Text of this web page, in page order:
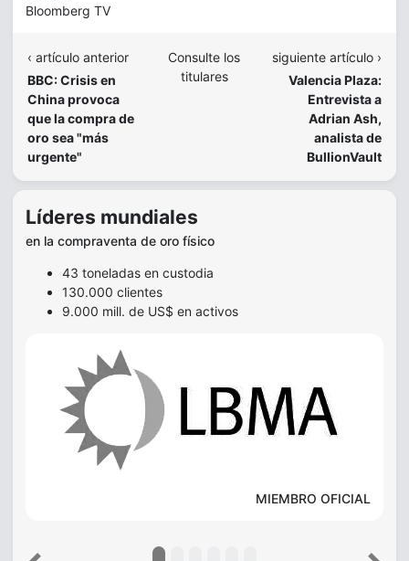
Bloomberg TV
‹ artículo anterior
BBC: Crisis en
China provoca
que la compra de
oro sea "más
urgente"
Consulte los
titulares
siguiente artículo ›
Valencia Plaza:
Entrevista a
Adrian Ash,
analista de
BullionVault
Líderes mundiales
en la compraventa de oro físico
43 toneladas en custodia
130.000 clientes
9.000 mill. de US$ en activos
MIEMBRO OFICIAL